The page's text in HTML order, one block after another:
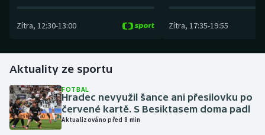
Golf
Gymnastika
Házená
Zítra, 12:30-13:00 Zítra, 17:35-19:55
Aktuality ze sportu
FOTBAL
Hradec nevyužil šance ani přesilovku po
červené kartě. S Besiktasem doma padl
Aktualizováno před 8 min